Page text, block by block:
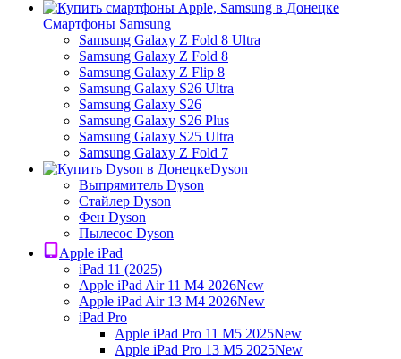
Смартфоны Samsung
Samsung Galaxy Z Fold 8 Ultra
Samsung Galaxy Z Fold 8
Samsung Galaxy Z Flip 8
Samsung Galaxy S26 Ultra
Samsung Galaxy S26
Samsung Galaxy S26 Plus
Samsung Galaxy S25 Ultra
Samsung Galaxy Z Fold 7
Dyson
Выпрямитель Dyson
Стайлер Dyson
Фен Dyson
Пылесос Dyson
Apple iPad
iPad 11 (2025)
Apple iPad Air 11 M4 2026New
Apple iPad Air 13 M4 2026New
iPad Pro
Apple iPad Pro 11 M5 2025New
Apple iPad Pro 13 M5 2025New